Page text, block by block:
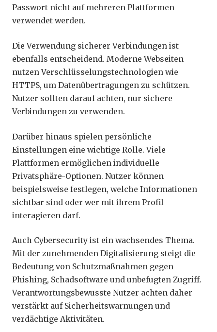
Passwort nicht auf mehreren Plattformen
verwendet werden.
Die Verwendung sicherer Verbindungen ist
ebenfalls entscheidend. Moderne Webseiten
nutzen Verschlüsselungstechnologien wie
HTTPS, um Datenübertragungen zu schützen.
Nutzer sollten darauf achten, nur sichere
Verbindungen zu verwenden.
Darüber hinaus spielen persönliche
Einstellungen eine wichtige Rolle. Viele
Plattformen ermöglichen individuelle
Privatsphäre-Optionen. Nutzer können
beispielsweise festlegen, welche Informationen
sichtbar sind oder wer mit ihrem Profil
interagieren darf.
Auch Cybersecurity ist ein wachsendes Thema.
Mit der zunehmenden Digitalisierung steigt die
Bedeutung von Schutzmaßnahmen gegen
Phishing, Schadsoftware und unbefugten Zugriff.
Verantwortungsbewusste Nutzer achten daher
verstärkt auf Sicherheitswarnungen und
verdächtige Aktivitäten.